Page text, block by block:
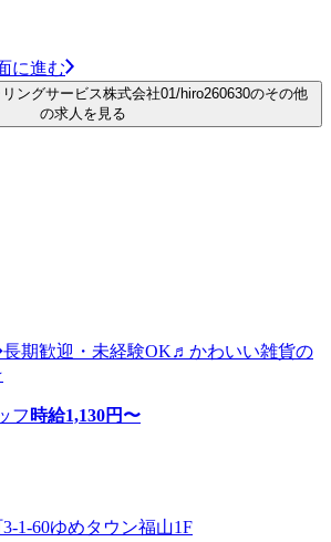
に進む
ングサービス株式会社01/hiro260630のその他
の求人を見る
期歓迎・未経験OK♬かわいい雑貨の
フ 時給1,130円〜
1-60ゆめタウン福山1F